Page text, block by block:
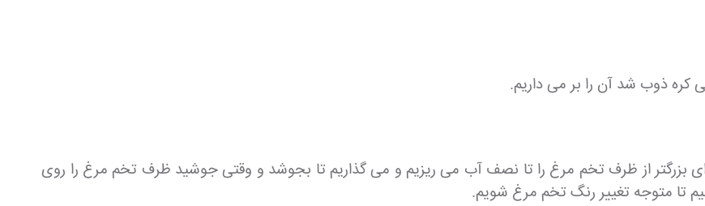
کره ذوب شد آن را بر می داریم.
بزرگتر از ظرف تخم مرغ را تا نصف آب می ریزیم و می گذاریم تا بجوشد و وقتی جوشید ظرف تخم مرغ را روی
تا متوجه تغییر رنگ تخم مرغ شویم.